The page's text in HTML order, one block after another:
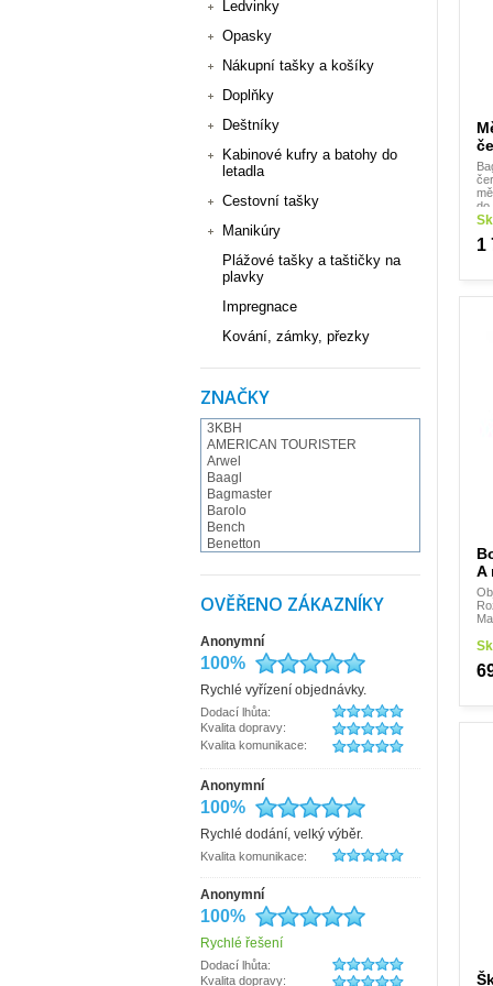
do
1
A
Ledvinky
Opasky
Nákupní tašky a košíky
Doplňky
Deštníky
Kabinové kufry a batohy do
letadla
Cestovní tašky
Manikúry
Plážové tašky a taštičky na
plavky
Impregnace
Kování, zámky, přezky
ZNAČKY
3KBH
AMERICAN TOURISTER
Arwel
Baagl
Bagmaster
Barolo
Bench
Benetton
BestWay - Fabrizio
BLACK HAND
Braun Büffel
Camel Active
Cappelletti
CATERPILLAR
CHARM LONDON
Charmel
Collonil
Coocazoo
COOL
Cosset
Česká výroba
d&n
debbi
derby
dn-lederwaren
Doba ledová
Doppler
DUP
Elega
ENRICO BENETTI
OVĚŘENO ZÁKAZNÍKY
Anonymní
100%
Rychlé vyřízení objednávky.
Dodací lhůta:
Kvalita dopravy:
Kvalita komunikace:
Anonymní
100%
Rychlé dodání, velký výběr.
Kvalita komunikace:
Anonymní
100%
Rychlé řešení
Dodací lhůta:
Kvalita dopravy: